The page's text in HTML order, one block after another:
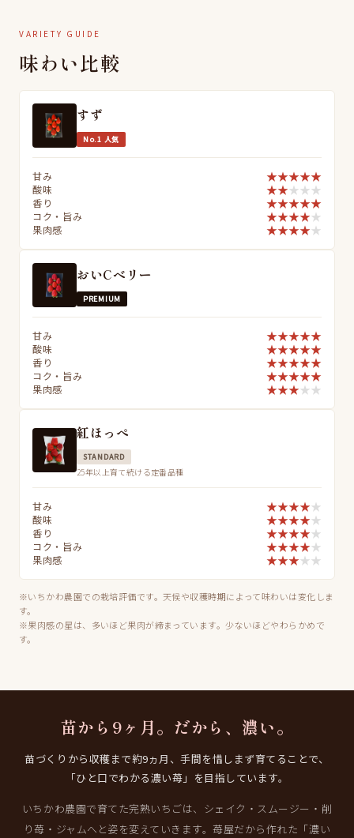
VARIETY GUIDE
味わい比較
すず
No.1 人気
甘み ★★★★★
酸味 ★★★★★
香り ★★★★★
コク・旨み ★★★★★
果肉感 ★★★★★
おいCベリー
PREMIUM
甘み ★★★★★
酸味 ★★★★★
香り ★★★★★
コク・旨み ★★★★★
果肉感 ★★★★★
紅ほっぺ
STANDARD
25年以上育て続ける定番品種
甘み ★★★★★
酸味 ★★★★★
香り ★★★★★
コク・旨み ★★★★★
果肉感 ★★★★★
※いちかわ農園での栽培評価です。天候や収穫時期によって味わいは変化しま
す。
※果肉感の星は、多いほど果肉が締まっています。少ないほどやわらかめで
す。
苗から9ヶ月。だから、濃い。
苗づくりから収穫まで約9ヵ月、手間を惜しまず育てることで、
「ひと口でわかる濃い苺」を目指しています。
いちかわ農園で育てた完熟いちごは、シェイク・スムージー・削
り苺・ジャムへと姿を変えていきます。苺屋だから作れた「濃い